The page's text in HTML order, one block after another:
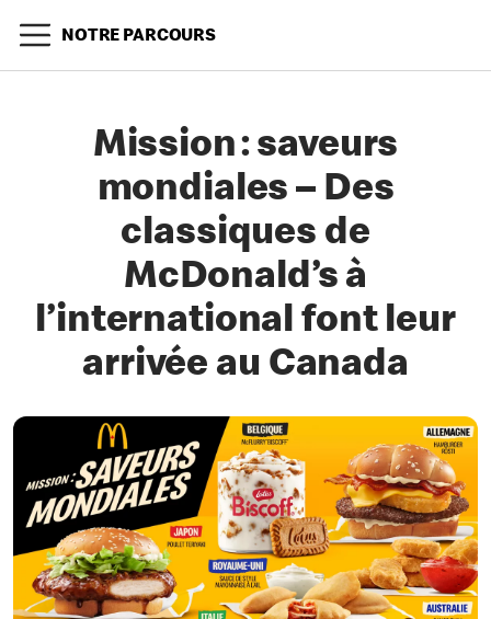
NOTRE PARCOURS
Mission : saveurs
mondiales – Des
classiques de
McDonald’s à
l’international font leur
arrivée au Canada